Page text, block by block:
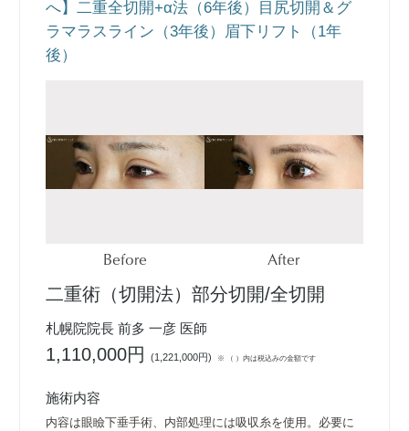
へ】二重全切開+α法（6年後）目尻切開＆グ
ラマラスライン（3年後）眉下リフト（1年
後）
Before After
二重術（切開法）部分切開/全切開
札幌院院長 前多 一彦 医師
1,110,000円(1,221,000円) ※ （ ）内は税込みの金額です
施術内容
内容は眼瞼下垂手術、内部処理には吸収糸を使用。必要に